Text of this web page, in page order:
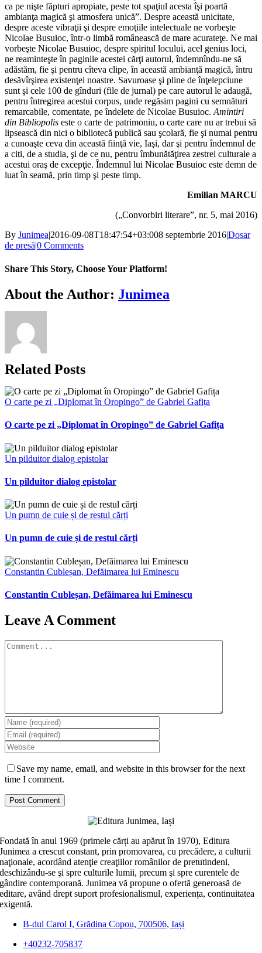
ca pe nişte făpturi apropiate, peste tot spaţiul acesta îşi poartă
ambianţa magică şi atmosfera unică”. Despre această unicitate,
despre aceste vibraţii şi despre emoţiile intelectuale ne vorbeşte
Nicolae Busuioc, într-o limbă românească de mare acurateţe. Ne mai
vorbeşte Nicolae Busuioc, despre spiritul locului, acel genius loci,
ne reaminteşte în paginile acestei cărţi autorul, îndemnîndu-ne să
adăstăm, fie şi pentru cîteva clipe, în această ambianţă magică, întru
desăvîrşirea existenţei noastre. Savuroase şi pline de înţelepciune
sunt şi cele 100 de gînduri (file de jurnal) pe care autorul le adaugă,
pentru întregirea acestui corpus, unde regăsim pagini cu semnături
remarcabile, comentate, pe îndelete de Nicolae Busuioc.Amintiri
din Bibliopolis este o carte de patrimoniu, o carte care nu ar trebui să
lipsească din nici o bibliotecă publică sau şcolară, fie şi numai pentru
a cunoaşte ceva din această fiinţă vie, Iaşi, dar şi pentru îndemnul de
a citi, de a studia, şi de ce nu, pentru îmbunătăţirea zestrei culturale a
acestui oraş de excepţie. Îndemnul lui Nicolae Busuioc este demn de
luat în seamă, prin timp şi peste timp.
Emilian MARCU
(„Convorbiri literare”, nr. 5, mai 2016)
By Junimea|2016-09-08T18:47:54+03:008 septembrie 2016|Dosar
de presă|0 Comments
Share This Story, Choose Your Platform!
Facebook
X
Bluesky
Reddit
LinkedIn
WhatsApp
Telegram
Tumblr
Xing
Email
Copy
Link
About the Author: Junimea
Related Posts
O carte pe zi „Diplomat în Oropingo” de Gabriel Gafița
O carte pe zi „Diplomat în Oropingo” de Gabriel Gafița
Un pilduitor dialog epistolar
Un pilduitor dialog epistolar
Un pumn de cuie și de restul cărți
Un pumn de cuie și de restul cărți
Constantin Cubleșan, Defăimarea lui Eminescu
Constantin Cubleșan, Defăimarea lui Eminescu
Leave A Comment
Comment
Save my name, email, and website in this browser for the next
time I comment.
Fondată în anul 1969 (primele cărți au apărut în 1970), Editura
Junimea a crescut constant, prin promovarea, cu precădere, a culturii
naţionale, acordând atenţie creaţiilor românilor de pretutindeni,
deschizându-se şi spre culturile lumii, precum şi spre curentele de
gândire contemporană. Junimea vă propune o ofertă generoasă de
editare, având drept suport profesionalismul, experiența, continuitatea
exigentă.
B-dul Carol I, Grădina Copou, 700506, Iași
+40232-705837